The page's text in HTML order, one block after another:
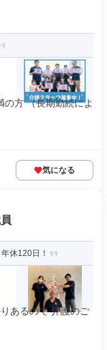
方 （長期勤続によ
気になる
休120日！
あるので 介護のご